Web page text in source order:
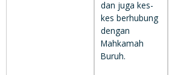
dan juga kes-
kes berhubung
dengan
Mahkamah
Buruh.